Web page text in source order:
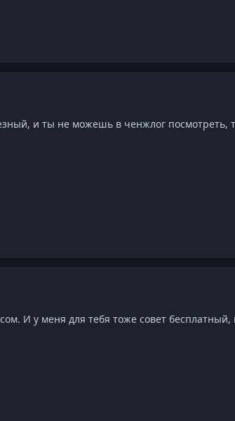
и ты не можешь в ченжлог посмотреть,
И у меня для тебя тоже совет